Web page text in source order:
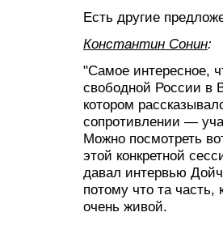
Есть другие
Константин Сонин:
"Самое интересное,
свободной России в
котором
сопротивлении —
Можно посмотреть
этой конкретной
давал интервью
потому что та
очень живой.